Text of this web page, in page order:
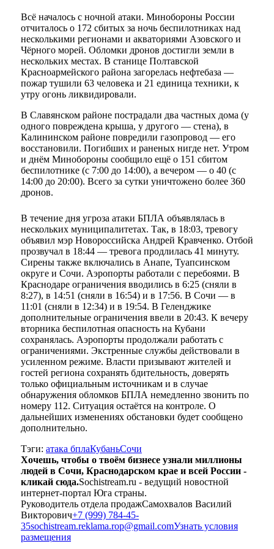
Всё началось с ночной атаки. Минобороны России
отчиталось о 172 сбитых за ночь беспилотниках над
несколькими регионами и акваториями Азовского и
Чёрного морей. Обломки дронов достигли земли в
нескольких местах. В станице Полтавской
Красноармейского района загорелась нефтебаза —
пожар тушили 63 человека и 21 единица техники, к
утру огонь ликвидировали.
В Славянском районе пострадали два частных дома (у
одного повреждена крыша, у другого — стена), в
Калининском районе повредили газопровод — его
восстановили. Погибших и раненых нигде нет. Утром
и днём Минобороны сообщило ещё о 151 сбитом
беспилотнике (с 7:00 до 14:00), а вечером — о 40 (с
14:00 до 20:00). Всего за сутки уничтожено более 360
дронов.
В течение дня угроза атаки БПЛА объявлялась в
нескольких муниципалитетах. Так, в 18:03, тревогу
объявил мэр Новороссийска Андрей Кравченко. Отбой
прозвучал в 18:44 — тревога продлилась 41 минуту.
Сирены также включались в Анапе, Туапсинском
округе и Сочи. Аэропорты работали с перебоями. В
Краснодаре ограничения вводились в 6:25 (сняли в
8:27), в 14:51 (сняли в 16:54) и в 17:56. В Сочи — в
11:01 (сняли в 12:34) и в 19:54. В Геленджике
дополнительные ограничения ввели в 20:43. К вечеру
вторника беспилотная опасность на Кубани
сохранялась. Аэропорты продолжали работать с
ограничениями. Экстренные службы действовали в
усиленном режиме. Власти призывают жителей и
гостей региона сохранять бдительность, доверять
только официальным источникам и в случае
обнаружения обломков БПЛА немедленно звонить по
номеру 112. Ситуация остаётся на контроле. О
дальнейших изменениях обстановки будет сообщено
дополнительно.
Тэги: атака бплаКубаньСочи
Хочешь, чтобы о твоём бизнесе узнали миллионы
людей в Сочи, Краснодарском крае и всей России -
кликай сюда.Sochistream.ru - ведущий новостной
интернет-портал Юга страны.
Руководитель отдела продажСамохвалов Василий
Викторович+7 (999) 784-45-
35sochistream.reklama.rop@gmail.comУзнать условия
размещения